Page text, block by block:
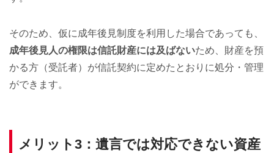
そのため、仮に成年後見制度を利用した場合であっても、
成年後見人の権限は信託財産には及ばないため、財産を預
かる方（受託者）が信託契約に定めたとおりに処分・管理
ができます。
メリット3：遺言では対応できない資産